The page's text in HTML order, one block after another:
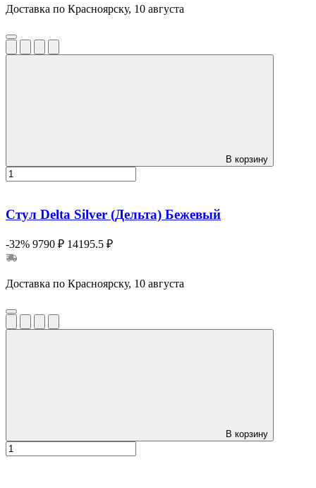
Доставка по Красноярску, 10 августа
В корзину
Стул Delta Silver (Дельта) Бежевый
-32% 9790 ₽ 14195.5 ₽
Доставка по Красноярску, 10 августа
В корзину